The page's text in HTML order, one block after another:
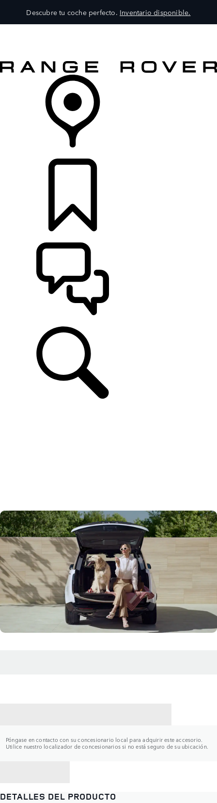
Descubre tu coche perfecto. Inventario disponible.
Póngase en contacto con su concesionario local para adquirir este accesorio.
Utilice nuestro localizador de concesionarios si no está seguro de su ubicación.
DETALLES DEL PRODUCTO